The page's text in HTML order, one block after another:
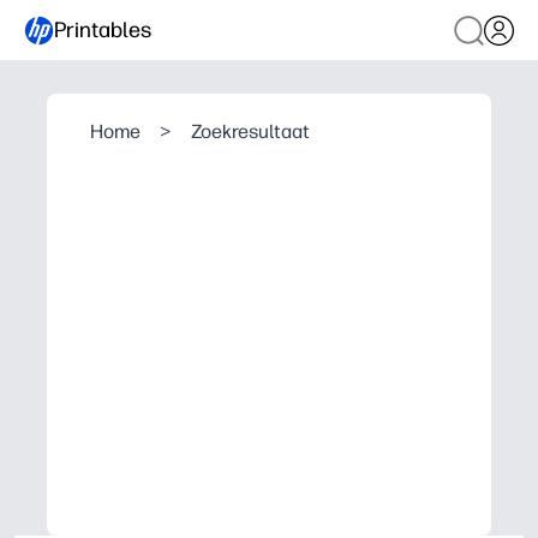
Printables
Home > Zoekresultaat